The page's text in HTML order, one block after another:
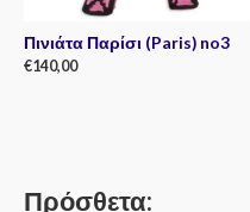
Πινιάτα Παρίσι (Paris) no3
€140,00
Πρόσθετα: